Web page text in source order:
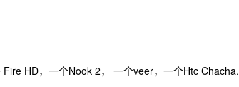
HD，一个Nook 2， 一个veer，一个Htc Chacha.